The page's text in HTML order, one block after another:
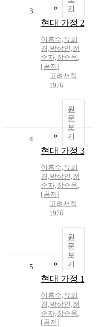
기
3
현대 가정 2
이흥수,유희
경,박상인,정
순자,장순옥,
[공저]
고려서적
1976
원
문
보
기
4
현대 가정 3
이흥수,유희
경,박상인,정
순자,장순옥,
[공저]
고려서적
1976
원
문
보
기
5
현대 가정 1
이흥수,유희
경,박상인,정
순자,장순옥,
[공저]